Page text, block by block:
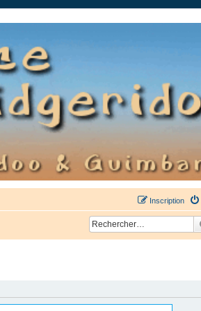
Inscription